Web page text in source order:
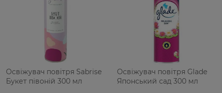
Освіжувач повітря Sabrise
Букет півоній 300 мл
Освіжувач повітря Glade
Японський сад 300 мл